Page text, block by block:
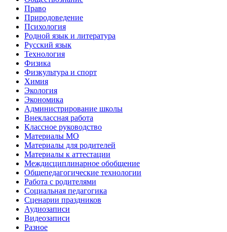
Право
Природоведение
Психология
Родной язык и литература
Русский язык
Технология
Физика
Физкультура и спорт
Химия
Экология
Экономика
Администрирование школы
Внеклассная работа
Классное руководство
Материалы МО
Материалы для родителей
Материалы к аттестации
Междисциплинарное обобщение
Общепедагогические технологии
Работа с родителями
Социальная педагогика
Сценарии праздников
Аудиозаписи
Видеозаписи
Разное